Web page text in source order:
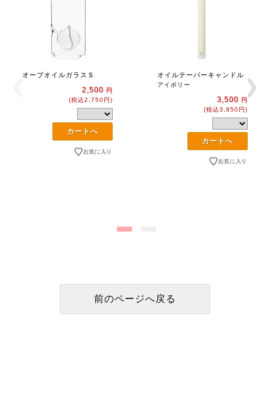
オーブオイルガラスＳ
2,500 円
(税込2,750円)
オイルテーパーキャンドル
アイボリー
3,500 円
(税込3,850円)